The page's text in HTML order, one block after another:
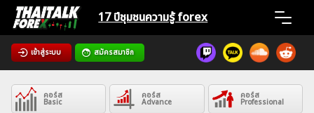
Skip
content
17 ปีชุมชนความรู้ forex
เข้าสู่ระบบ สมัครสมาชิก
Home
Newsคอร์ส
Basic
คอร์ส
Advance
คอร์ส
Professional